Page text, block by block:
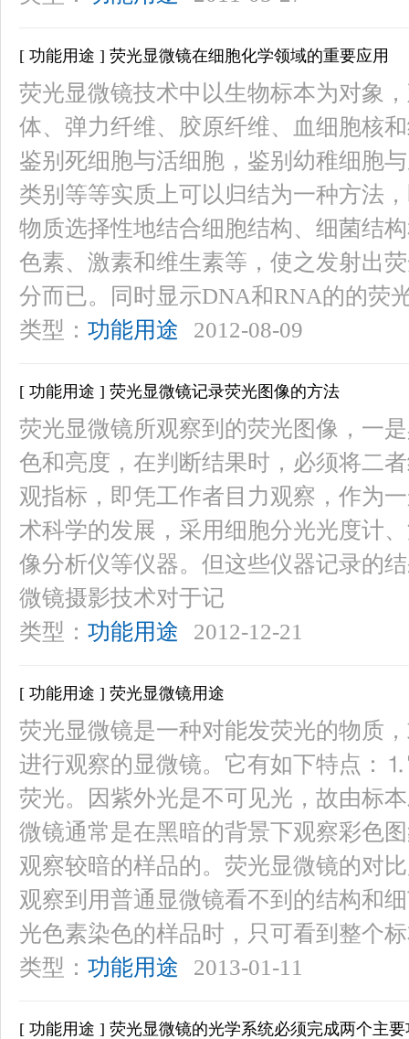
[ 功能用途 ] 荧光显微镜在细胞化学领域的重要应用
荧光显微镜技术中以生物标本为对象
体、弹力纤维、胶原纤维、血细胞核
鉴别死细胞与活细胞，鉴别幼稚细胞
类别等等实质上可以归结为一种方法
物质选择性地结合细胞结构、细菌结
色素、激素和维生素等，使之发射出
分而已。同时显示DNA和RNA的的荧
类型： 功能用途 2012-08-09
[ 功能用途 ] 荧光显微镜记录荧光图像的方法
荧光显微镜所观察到的荧光图像，一
色和亮度，在判断结果时，必须将二
观指标，即凭工作者目力观察，作为
术科学的发展，采用细胞分光光度计
像分析仪等仪器。但这些仪器记录的
微镜摄影技术对于记
类型： 功能用途 2012-12-21
[ 功能用途 ] 荧光显微镜用途
荧光显微镜是一种对能发荧光的物质
进行观察的显微镜。它有如下特点：
荧光。因紫外光是不可见光，故由标
微镜通常是在黑暗的背景下观察彩色
观察较暗的样品的。荧光显微镜的对
观察到用普通显微镜看不到的结构和
光色素染色的样品时，只可看到整个
类型： 功能用途 2013-01-11
[ 功能用途 ] 荧光显微镜的光学系统必须完成两个主要